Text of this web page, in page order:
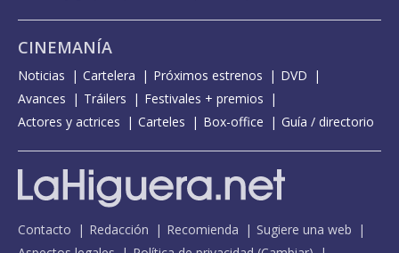
CINEMANÍA
Noticias Cartelera Próximos estrenos
DVD
Avances
Tráilers
Festivales + premios
Actores y actrices
Carteles Box-office Guía / directorio
Contacto Redacción Recomienda
Sugiere una web